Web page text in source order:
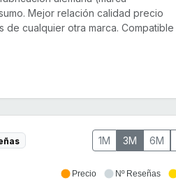
Mejor relación calidad precio
de cualquier otra marca. Compatible
1M 3M 6M
Precio Nº Reseñas